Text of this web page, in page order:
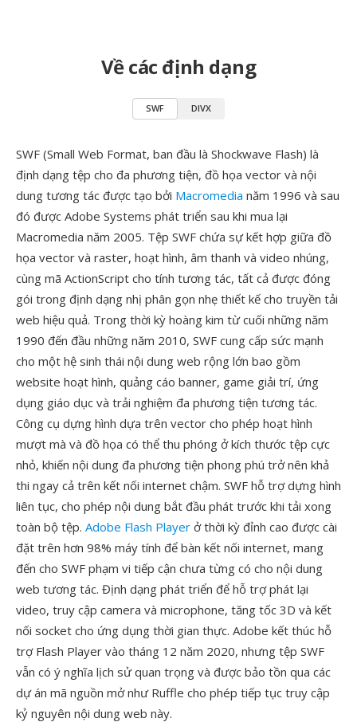
Về các định dạng
SWF DIVX
SWF (Small Web Format, ban đầu là Shockwave Flash) là
định dạng tệp cho đa phương tiện, đồ họa vector và nội
dung tương tác được tạo bởi Macromedia năm 1996 và sau
đó được Adobe Systems phát triển sau khi mua lại
Macromedia năm 2005. Tệp SWF chứa sự kết hợp giữa đồ
họa vector và raster, hoạt hình, âm thanh và video nhúng,
cùng mã ActionScript cho tính tương tác, tất cả được đóng
gói trong định dạng nhị phân gọn nhẹ thiết kế cho truyền tải
web hiệu quả. Trong thời kỳ hoàng kim từ cuối những năm
1990 đến đầu những năm 2010, SWF cung cấp sức mạnh
cho một hệ sinh thái nội dung web rộng lớn bao gồm
website hoạt hình, quảng cáo banner, game giải trí, ứng
dụng giáo dục và trải nghiệm đa phương tiện tương tác.
Công cụ dựng hình dựa trên vector cho phép hoạt hình
mượt mà và đồ họa có thể thu phóng ở kích thước tệp cực
nhỏ, khiến nội dung đa phương tiện phong phú trở nên khả
thi ngay cả trên kết nối internet chậm. SWF hỗ trợ dựng hình
liên tục, cho phép nội dung bắt đầu phát trước khi tải xong
toàn bộ tệp. Adobe Flash Player ở thời kỳ đỉnh cao được cài
đặt trên hơn 98% máy tính để bàn kết nối internet, mang
đến cho SWF phạm vi tiếp cận chưa từng có cho nội dung
web tương tác. Định dạng phát triển để hỗ trợ phát lại
video, truy cập camera và microphone, tăng tốc 3D và kết
nối socket cho ứng dụng thời gian thực. Adobe kết thúc hỗ
trợ Flash Player vào tháng 12 năm 2020, nhưng tệp SWF
vẫn có ý nghĩa lịch sử quan trọng và được bảo tồn qua các
dự án mã nguồn mở như Ruffle cho phép tiếp tục truy cập
kỷ nguyên nội dung web này.